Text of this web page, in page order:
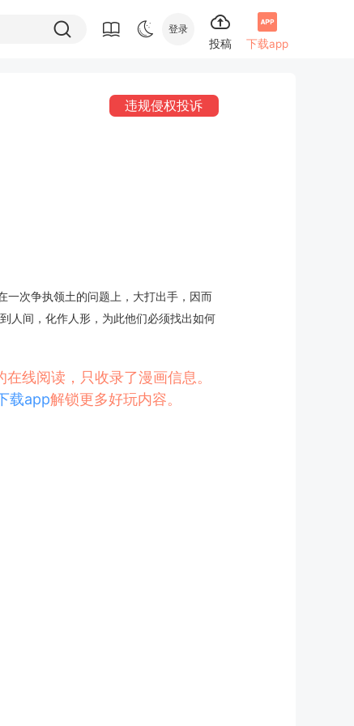
登录
投稿 下载app
违规侵权投诉
次争执领土的问题上，大打出手，因而
人间，化作人形，为此他们必须找出如何
线阅读，只收录了漫画信息。
载app解锁更多好玩内容。